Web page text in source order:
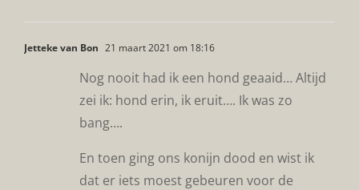
Jetteke van Bon 21 maart 2021 om 18:16
Nog nooit had ik een hond geaaid… Altijd
zei ik: hond erin, ik eruit…. Ik was zo
bang….
En toen ging ons konijn dood en wist ik
dat er iets moest gebeuren voor de